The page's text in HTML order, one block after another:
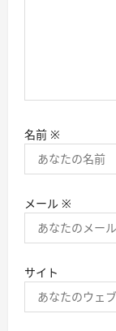
名前 ※
メール ※
サイト